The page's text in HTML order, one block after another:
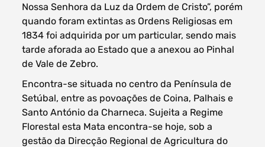
Nossa Senhora da Luz da Ordem de Cristo”, porém
quando foram extintas as Ordens Religiosas em
1834 foi adquirida por um particular, sendo mais
tarde aforada ao Estado que a anexou ao Pinhal
de Vale de Zebro.
Encontra-se situada no centro da Península de
Setúbal, entre as povoações de Coina, Palhais e
Santo António da Charneca. Sujeita a Regime
Florestal esta Mata encontra-se hoje, sob a
gestão da Direcção Regional de Agricultura do